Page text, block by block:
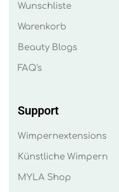
Wunschliste
Warenkorb
Beauty Blogs
FAQ's
Support
Wimpernextensions
Künstliche Wimpern
MYLA Shop